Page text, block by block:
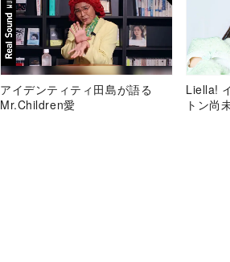
アイデンティティ田島が語る
Mr.Children愛
Liella!
トン尚